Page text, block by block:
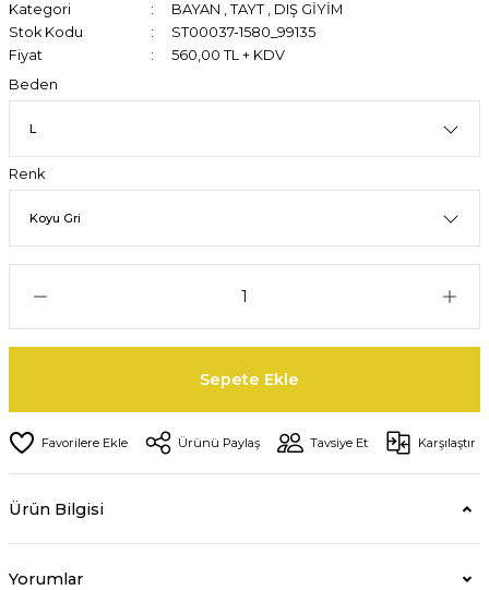
Kategori BAYAN , TAYT , DIŞ GİYİM
Stok Kodu
ST00037-1580_99135
Fiyat
560,00 TL + KDV
Beden
Renk
Sepete Ekle
Ürünü Paylaş Tavsiye Et Karşılaştır
Ürün Bilgisi
Yorumlar